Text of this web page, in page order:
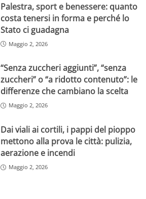
Palestra, sport e benessere: quanto
costa tenersi in forma e perché lo
Stato ci guadagna
Maggio 2, 2026
“Senza zuccheri aggiunti”, “senza
zuccheri” o “a ridotto contenuto”: le
differenze che cambiano la scelta
Maggio 2, 2026
Dai viali ai cortili, i pappi del pioppo
mettono alla prova le città: pulizia,
aerazione e incendi
Maggio 2, 2026